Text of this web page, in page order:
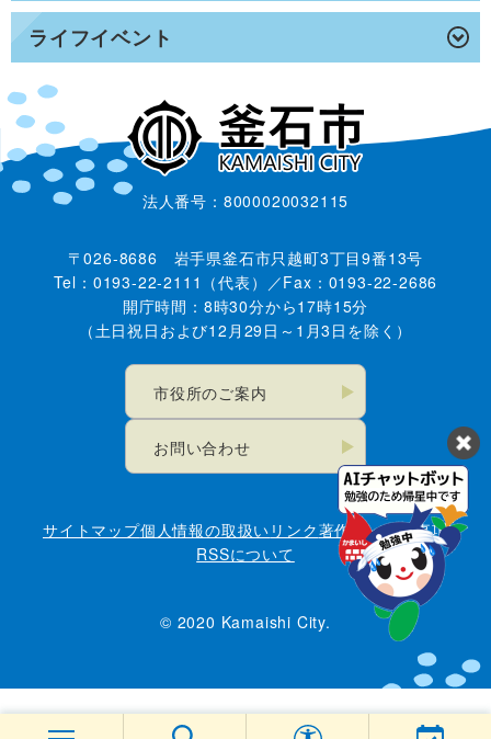
ライフイベント
法人番号：8000020032115
〒026-8686 岩手県釜石市只越町3丁目9番13号
Tel：0193-22-2111（代表）／Fax：0193-22-2686
開庁時間：8時30分から17時15分
（土日祝日および12月29日～1月3日を除く）
市役所のご案内
お問い合わせ
サイトマップ個人情報の取扱い リンク著作権・免責事項
RSSについて
© 2020 Kamaishi City.